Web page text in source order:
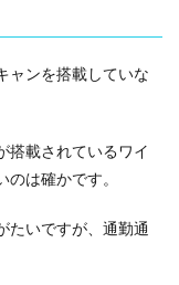
ャンを搭載していな
搭載されているワイ
は確かです。
たいですが、通勤通